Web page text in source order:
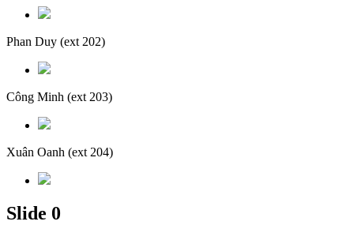
Phan Duy (ext 202)
Công Minh (ext 203)
Xuân Oanh (ext 204)
Slide 0